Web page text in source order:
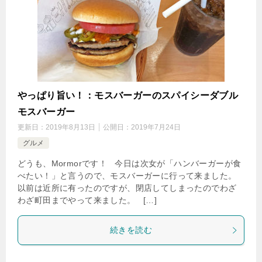
やっぱり旨い！：モスバーガーのスパイシーダブル
モスバーガー
更新日： 2019年8月13日 公開日： 2019年7月24日
グルメ
どうも、Mormorです！ 今日は次女が「ハンバーガーが食
べたい！」と言うので、モスバーガーに行って来ました。
以前は近所に有ったのですが、閉店してしまったのでわざ
わざ町田までやって来ました。 […]
続きを読む